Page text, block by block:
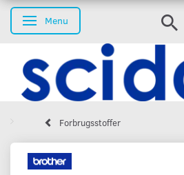
Skifte navigation
Menu
Forbrugsstoffer